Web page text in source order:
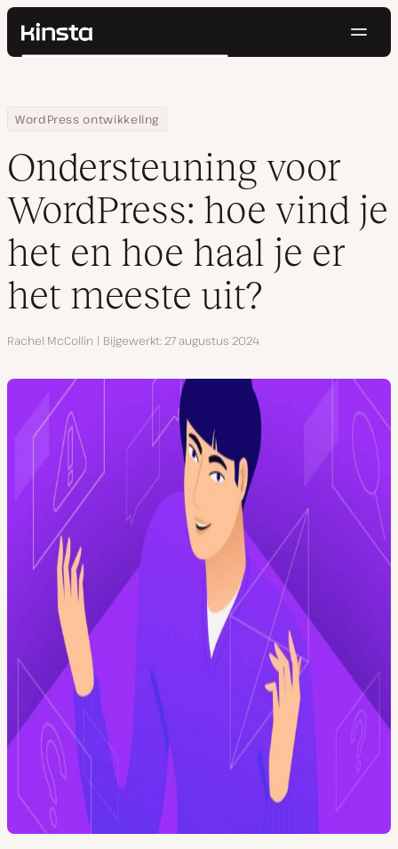
Kinsta®
Prijzen
Contact
Zoeken
Home
Hulpbronnen
Blog
WordPress ontwikkeling
Ondersteuning voor WordPress: hoe vind je het en hoe haal je
Ondersteuning voor
WordPress: hoe vind je
het en hoe haal je er
het meeste uit?
Auteur
Rachel McCollin Bijgewerkt 27 augustus 2024